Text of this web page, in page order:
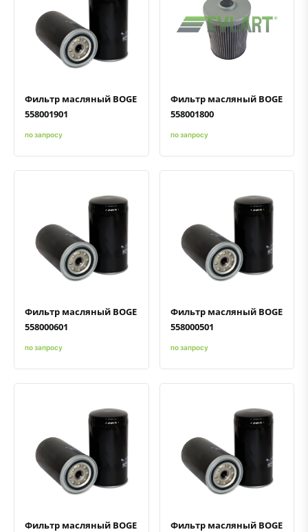
Быстрый просмотрДобавить к сравнению
Добавить в избранное
Фильтр масляный BOGE
558001901
по запросу
Быстрый просмотрДобавить к сравнению
Фильтр масляный BOGE
558001800
по запросу
Быстрый просмотрДобавить к сравнению
Добавить в избранное
Фильтр масляный BOGE
558000601
по запросу
Быстрый просмотрДобавить к сравнению
Добавить в избранное
Фильтр масляный BOGE
558000501
по запросу
Быстрый просмотрДобавить к сравнению
Добавить в избранное
Фильтр масляный BOGE
Быстрый просмотрДобавить к сравнению
Добавить в избранное
Фильтр масляный BOGE